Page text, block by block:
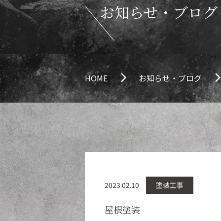
お知らせ・ブログ
HOME お知らせ・ブログ
2023.02.10 塗装工事
屋根塗装